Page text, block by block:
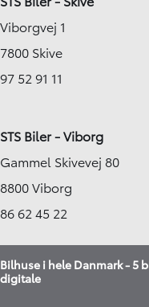
Viborgvej 1
7800 Skive
97 52 91 11
STS Biler - Viborg
Gammel Skivevej 80
8800 Viborg
86 62 45 22
Bilhuse i hele Danmark - 5
digitale